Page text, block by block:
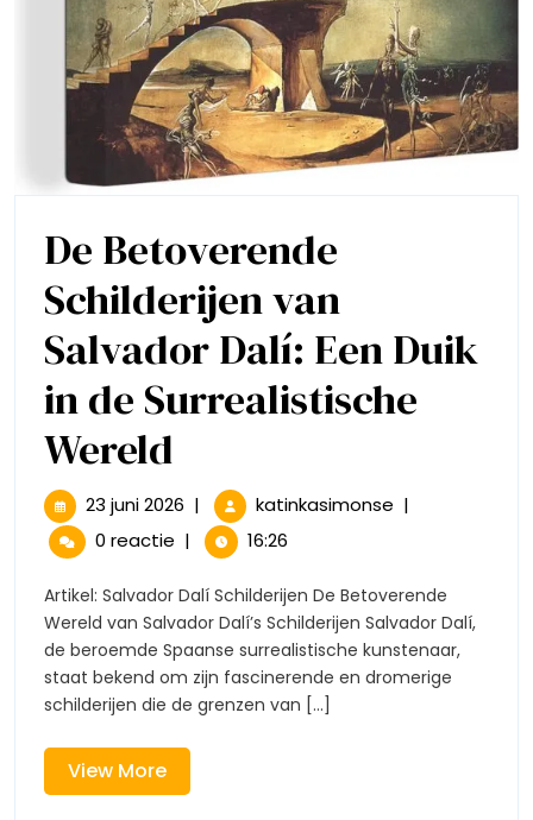
De Betoverende
Schilderijen van
Salvador Dalí: Een Duik
in de Surrealistische
Wereld
Betoverende
Schilderijen
van
Salvador
Dalí:
Een
Duik
23 juni 2026 23
juni
2026
| katinkasimonse De
Salvador
Dalí:
Een
Duik
|
0 reactie | 16:26
Artikel: Salvador Dalí Schilderijen De Betoverende
Wereld van Salvador Dalí’s Schilderijen Salvador Dalí,
de beroemde Spaanse surrealistische kunstenaar,
staat bekend om zijn fascinerende en dromerige
schilderijen die de grenzen van [...]
View MoreView
More